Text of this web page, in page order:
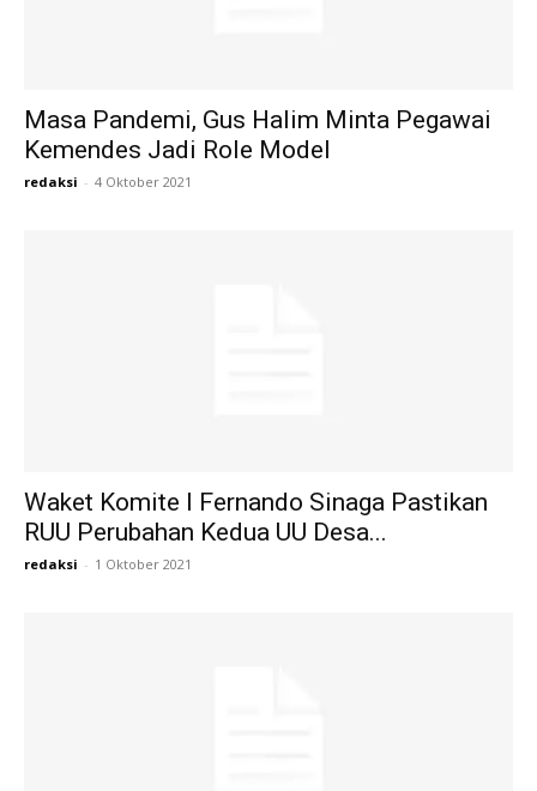
Masa Pandemi, Gus Halim Minta Pegawai
Kemendes Jadi Role Model
redaksi - 4 Oktober 2021
Waket Komite I Fernando Sinaga Pastikan
RUU Perubahan Kedua UU Desa...
redaksi - 1 Oktober 2021